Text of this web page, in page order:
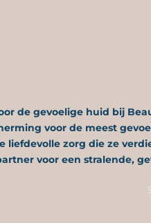
de gevoelige huid bij
voor de meest
zorg die ze
voor een stralende,